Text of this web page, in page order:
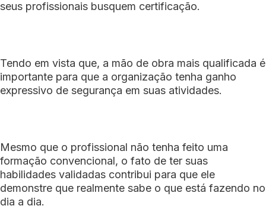
seus profissionais busquem certificação.
Tendo em vista que, a mão de obra mais qualificada é
importante para que a organização tenha ganho
expressivo de segurança em suas atividades.
Mesmo que o profissional não tenha feito uma
formação convencional, o fato de ter suas
habilidades validadas contribui para que ele
demonstre que realmente sabe o que está fazendo no
dia a dia.